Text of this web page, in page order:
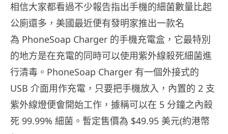
相信大家都看過不少報告指出手機的細菌數量比起
公廁還多，美國最近便有發明家推出一款名
為 PhoneSoap Charger 的手機充電盒，它最特別
的地方是在充電的同時可以使用紫外線殺死細菌進
行清毒。PhoneSoap Charger 有一個外接式的
USB 介面用作充電，只要把手機放入，內置的 2 支
紫外線燈便會開始工作，據稱可以在 5 分鐘之內殺
死 99.99% 細菌。暫定售價為 $49.95 美元(約港幣